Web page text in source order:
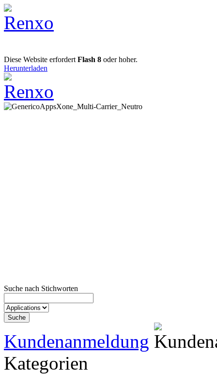
Diese Website erfordert Flash 8 oder hoher.
Herunterladen
Suche nach Stichworten
Kundenanmeldung
Kategorien